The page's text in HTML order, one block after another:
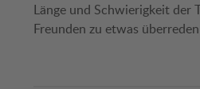
Länge und Schwierigkeit der
Freunden zu etwas